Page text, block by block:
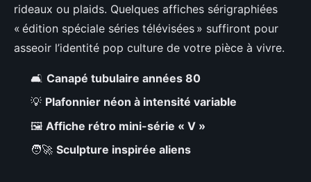
rideaux ou plaids. Quelques affiches sérigraphiées
« édition spéciale séries télévisées » suffiront pour
asseoir l’identité pop culture de votre pièce à vivre.
🛋️ Canapé tubulaire années 80
💡 Plafonnier néon à intensité variable
🖼️ Affiche rétro mini-série « V »
🧑‍🚀 Sculpture inspirée aliens